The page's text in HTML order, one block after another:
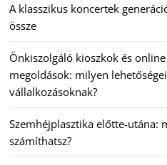
A klasszikus koncertek
össze
Önkiszolgáló kioszkok és
megoldások: milyen
vállalkozásoknak?
Szemhéjplasztika előtte-utána:
számíthatsz?